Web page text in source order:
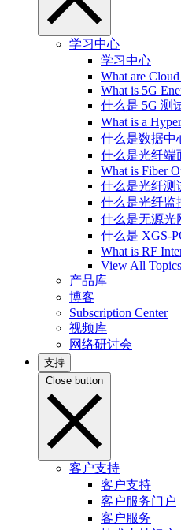
学习中心
学习中心
What are
What is 5G
什么是 5G 测
What is a
什么是数据中
什么是光纤端
What is Fiber
什么是光纤测
什么是光纤监
什么是无源光
什么是 XGS-
What is RF
View All Topics
产品库
博客
Subscription Center
视频库
网络研讨会
支持
Close button
客户支持
客户支持
客户服务门户
客户服务